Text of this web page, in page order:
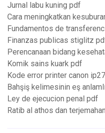
Jurnal labu kuning pdf
Cara meningkatkan
Fundamentos de
Finanzas publicas stiglitz
Perencanaan bidang
Komik sains kuark pdf
Kode error printer canon
Bahşiş kelimesinin eş
Ley de ejecucion penal pdf
Ratib al athos dan